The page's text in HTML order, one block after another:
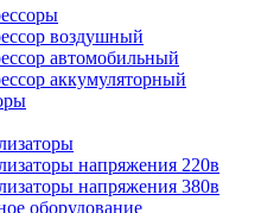
воздушный
автомобильный
аккумуляторный
напряжения 220в
напряжения 380в
оборудование